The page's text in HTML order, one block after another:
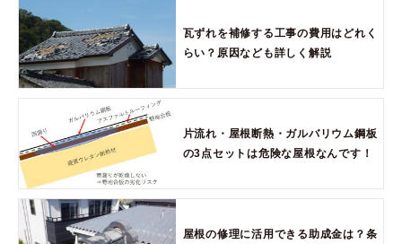
瓦ずれを補修する工事の費用はどれく
らい？原因なども詳しく解説
片流れ・屋根断熱・ガルバリウム鋼板
の3点セットは危険な屋根なんです！
屋根の修理に活用できる助成金は？条